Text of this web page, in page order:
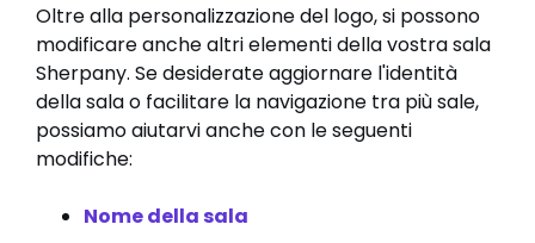
Oltre alla personalizzazione del logo, si possono
modificare anche altri elementi della vostra sala
Sherpany. Se desiderate aggiornare l'identità
della sala o facilitare la navigazione tra più sale,
possiamo aiutarvi anche con le seguenti
modifiche:
Nome della sala